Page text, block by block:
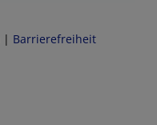
| Barrierefreiheit